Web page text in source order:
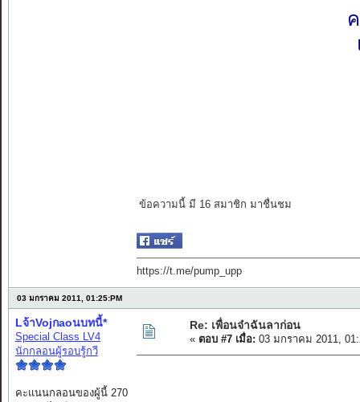
ข้อความนี้ มี 16 สมาชิก มาชื่นชม
https://t.me/pump_upp
03 มกราคม 2011, 01:25:PM
Lจ้าVojกaoนบทนี้*
Special Class LV4
นักกลอนผู้รอบรู้กวี
คะแนนกลอนของผู้นี้ 270
Re: เพื่อนจ๋าฉันลาก่อน
« ตอบ #7 เมื่อ: 03 มกราคม 2011,